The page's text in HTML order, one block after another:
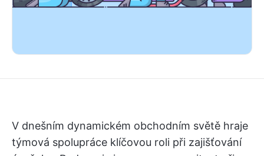
V dnešním dynamickém obchodním světě hraje
týmová spolupráce klíčovou roli při zajišťování